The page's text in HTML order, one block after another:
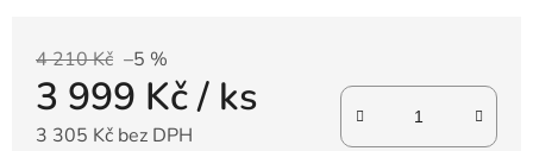
4 210 Kč –5 %
3 999 Kč/ ks
3 305 Kč bez DPH